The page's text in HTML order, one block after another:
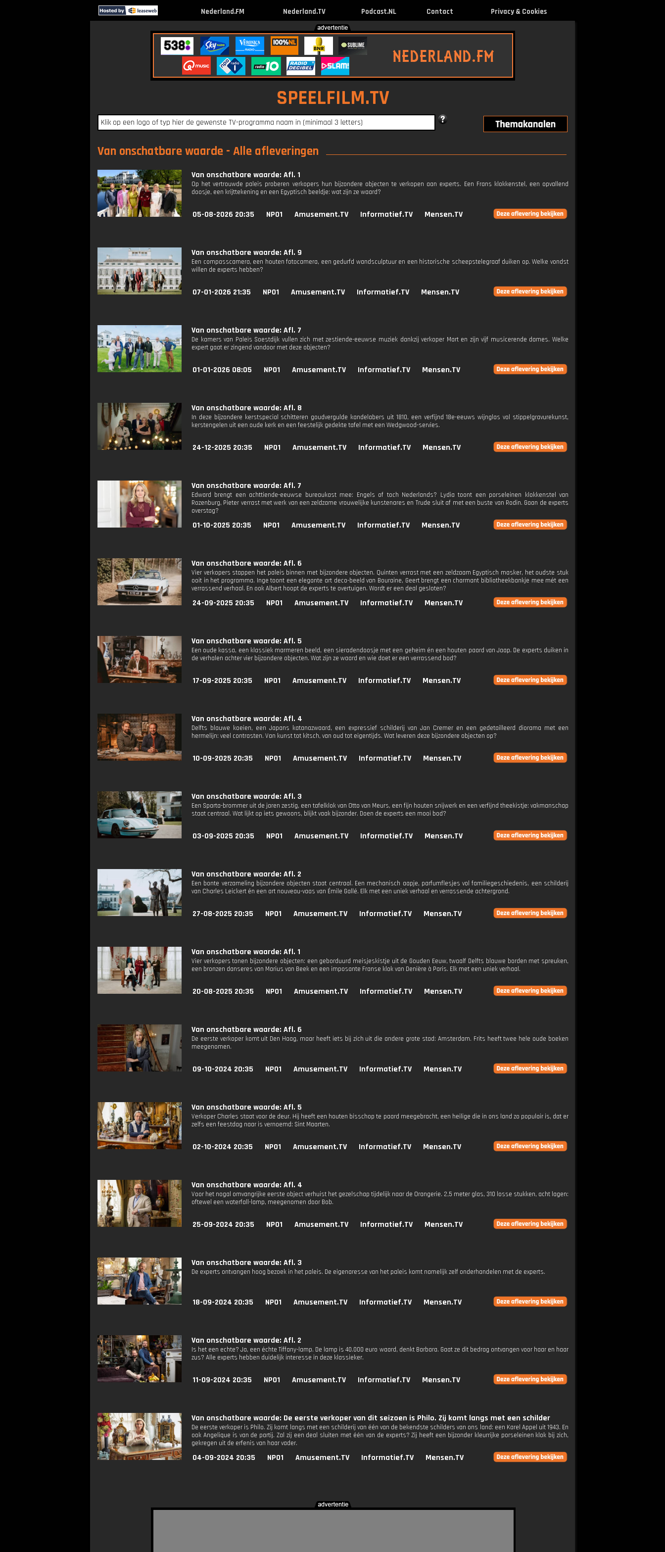
Nederland.FM Nederland.TV Podcast.NL Contact Privacy & Cookies
SPEELFILM.TV
Van onschatbare waarde - Alle afleveringen
Van onschatbare waarde: Afl. 1
Op het vertrouwde paleis proberen verkopers hun bijzondere objecten te verkopen aan experts. Een Frans klokkenstel, een opvallend
doosje, een krijttekening en een Egyptisch beeldje: wat zijn ze waard?
05-08-2026 20:35 NPO1 Amusement.TV Informatief.TV Mensen.TV
Van onschatbare waarde: Afl. 9
Een compasscamera, een houten fotocamera, een gedurfd wandsculptuur en een historische scheepstelegraaf duiken op. Welke vondst
willen de experts hebben?
07-01-2026 21:35 NPO1 Amusement.TV Informatief.TV Mensen.TV
Van onschatbare waarde: Afl. 7
De kamers van Paleis Soestdijk vullen zich met zestiende-eeuwse muziek dankzij verkoper Mart en zijn vijf musicerende dames. Welke
expert gaat er zingend vandoor met deze objecten?
01-01-2026 08:05 NPO1 Amusement.TV Informatief.TV Mensen.TV
Van onschatbare waarde: Afl. 8
In deze bijzondere kerstspecial schitteren goudvergulde kandelabers uit 1810, een verfijnd 18e-eeuws wijnglas vol stippelgravurekunst,
kerstengelen uit een oude kerk en een feestelijk gedekte tafel met een Wedgwood-servies.
24-12-2025 20:35 NPO1 Amusement.TV Informatief.TV Mensen.TV
Van onschatbare waarde: Afl. 7
Edward brengt een achttiende-eeuwse bureaukast mee: Engels of toch Nederlands? Lydia toont een porseleinen klokkenstel van
Rozenburg, Pieter verrast met werk van een zeldzame vrouwelijke kunstenares en Trude sluit af met een buste van Rodin. Gaan de experts
overstag?
01-10-2025 20:35 NPO1 Amusement.TV Informatief.TV Mensen.TV
Van onschatbare waarde: Afl. 6
Vier verkopers stappen het paleis binnen met bijzondere objecten. Quinten verrast met een zeldzaam Egyptisch masker, het oudste stuk
ooit in het programma. Inge toont een elegante art deco-beeld van Bouraine, Geert brengt een charmant bibliotheekbankje mee mét een
verrassend verhaal. En ook Albert hoopt de experts te overtuigen. Wordt er een deal gesloten?
24-09-2025 20:35 NPO1 Amusement.TV Informatief.TV Mensen.TV
Van onschatbare waarde: Afl. 5
Een oude kassa, een klassiek marmeren beeld, een sieradendoosje met een geheim én een houten paard van Jaap. De experts duiken in
de verhalen achter vier bijzondere objecten. Wat zijn ze waard en wie doet er een verrassend bod?
17-09-2025 20:35 NPO1 Amusement.TV Informatief.TV Mensen.TV
Van onschatbare waarde: Afl. 4
Delfts blauwe koeien, een Japans katanazwaard, een expressief schilderij van Jan Cremer en een gedetailleerd diorama met een
hermelijn: veel contrasten. Van kunst tot kitsch, van oud tot eigentijds. Wat leveren deze bijzondere objecten op?
10-09-2025 20:35 NPO1 Amusement.TV Informatief.TV Mensen.TV
Van onschatbare waarde: Afl. 3
Een Sparta-brommer uit de jaren zestig, een tafelklok van Otto van Meurs, een fijn houten snijwerk en een verfijnd theekistje: vakmanschap
staat centraal. Wat lijkt op iets gewoons, blijkt vaak bijzonder. Doen de experts een mooi bod?
03-09-2025 20:35 NPO1 Amusement.TV Informatief.TV Mensen.TV
Van onschatbare waarde: Afl. 2
Een bonte verzameling bijzondere objecten staat centraal. Een mechanisch aapje, parfumflesjes vol familiegeschiedenis, een schilderij
van Charles Leickert én een art nouveau-vaas van Émile Gallé. Elk met een uniek verhaal en verrassende achtergrond.
27-08-2025 20:35 NPO1 Amusement.TV Informatief.TV Mensen.TV
Van onschatbare waarde: Afl. 1
Vier verkopers tonen bijzondere objecten: een geborduurd meisjeskistje uit de Gouden Eeuw, twaalf Delfts blauwe borden met spreuken,
een bronzen danseres van Marius van Beek en een imposante Franse klok van Denière à Paris. Elk met een uniek verhaal.
20-08-2025 20:35 NPO1 Amusement.TV Informatief.TV Mensen.TV
Van onschatbare waarde: Afl. 6
De eerste verkoper komt uit Den Haag, maar heeft iets bij zich uit die andere grote stad: Amsterdam. Frits heeft twee hele oude boeken
meegenomen.
09-10-2024 20:35 NPO1 Amusement.TV Informatief.TV Mensen.TV
Van onschatbare waarde: Afl. 5
Verkoper Charles staat voor de deur. Hij heeft een houten bisschop te paard meegebracht, een heilige die in ons land zo populair is, dat er
zelfs een feestdag naar is vernoemd: Sint Maarten.
02-10-2024 20:35 NPO1 Amusement.TV Informatief.TV Mensen.TV
Van onschatbare waarde: Afl. 4
Voor het nogal omvangrijke eerste object verhuist het gezelschap tijdelijk naar de Orangerie. 2,5 meter glas, 310 losse stukken, acht lagen:
oftewel een waterfall-lamp, meegenomen door Bob.
25-09-2024 20:35 NPO1 Amusement.TV Informatief.TV Mensen.TV
Van onschatbare waarde: Afl. 3
De experts ontvangen hoog bezoek in het paleis. De eigenaresse van het paleis komt namelijk zelf onderhandelen met de experts.
18-09-2024 20:35 NPO1 Amusement.TV Informatief.TV Mensen.TV
Van onschatbare waarde: Afl. 2
Is het een echte? Ja, een échte Tiffany-lamp. De lamp is 40.000 euro waard, denkt Barbara. Gaat ze dit bedrag ontvangen voor haar en haar
zus? Alle experts hebben duidelijk interesse in deze klassieker.
11-09-2024 20:35 NPO1 Amusement.TV Informatief.TV Mensen.TV
Van onschatbare waarde: De eerste verkoper van dit seizoen is Philo. Zij komt langs met een schilder
De eerste verkoper is Philo. Zij komt langs met een schilderij van één van de bekendste schilders van ons land: een Karel Appel uit 1943. En
ook Angelique is van de partij. Zal zij een deal sluiten met één van de experts? Zij heeft een bijzonder kleurrijke porseleinen klok bij zich,
gekregen uit de erfenis van haar vader.
04-09-2024 20:35 NPO1 Amusement.TV Informatief.TV Mensen.TV